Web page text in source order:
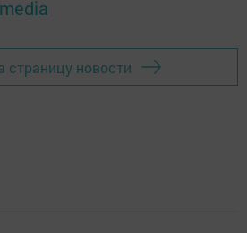
страницу новости